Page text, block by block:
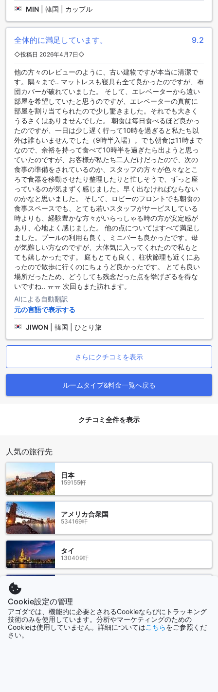
ごす際にも便利です。
チェジュ ブヨン ホテルのダイニング施設
チェジュ ブヨン ホテルでは、ゲストの皆様に多彩なダイニン
グ体験を提供しています。まず、ホテル内にあるコーヒーシ
ョップでは、リラックスした雰囲気の中で香り高いコーヒー
や軽食を楽しむことができます。朝のひとときや午後の休憩
にぴったりの場所で、地元の特産品を使用したスイーツもぜ
ひお試しください。
また、ホテルのレストランでは、朝食ビュッフェが用意され
ており、新鮮な食材を使った多彩な料理が並びます。韓国の
伝統的な料理からインターナショナルなメニューまで、幅広
い選択肢が魅力です。お部屋での食事を希望される方には、
ルームサービスもご利用いただけますので、プライベートな
空間でゆったりとした食事を楽しむことができます。
チェジュ ブヨン ホテルの客室のご紹介
チェジュ ブヨン ホテルでは、様々なニーズに応える多彩な客
室をご用意しています。39平方メートルの広さを誇るデラッ
クスダブルルームは、贅沢なスーパーカ kingベッドが特徴
で、ゆったりとした空間でリラックスできます。また、デラ
ックスダブルオーシャンビューは、美しい海の景色を楽しみ
ながら、同様の快適さを提供します。デラックスツインルー
ムとデラックスツインオーシャンビューは、1つのシングルベ
ッドまたはセミダブルベッドを備えており、友人や家族との
滞在に最適です。
さらに、広々とした59平方メートルのハリウッドルームや、
52平方メートルのジュニアスイートもご用意しております。
ハリウッドルームは、セミダブルベッドまたはキングベッド
を選べるため、特別なひとときを演出します。スタンダード
ダブルルームとスタンダードツインルームは、23平方メート
ルの快適な空間を提供し、シンプルでありながら心地よい滞
で、最良の価格でスムーズな予約体験を享受できるため、ス
トレスフリーな旅を実現できます。
済州（チェジュ）の隠れた宝石、中文（チュンムン）
済州（チェジュ）の南部に位置する中文（チュンムン）は、
人々にリラックスした雰囲気を提供します。特に中文海水浴
楽しむことができ、夕日が沈む瞬間は心に残る美しい景色を
提供します。
また、中文は済州の豊かな文化と歴史を感じることができる
場所でもあります。地元の市場や伝統的な食堂では、新鮮な
海産物や済州特産の食材を使った料理を楽しむことができま
す。特に、済州の名物である黒豚やみかんを使った料理は、
一度は味わっておきたい逸品です。さらに、近くには美しい
ハイキングコースや観光名所も点在しており、自然愛好者や
冒険好きの旅行者にも最適なエリアです。中文（チュンム
ン）は、済州の魅力を存分に味わえる場所として、訪れる価
値があります。
済州（チェジュ）空港からチェジュ ブヨン ホテルへのアクセ
済州（チェジュ）空港からチェジュ ブヨン ホテルへは、便利
な交通手段がいくつかあります。空港からはタクシーが最も
簡単で快適な方法です。タクシーは空港の到着ロビーのすぐ
外に待機しており、約40分ほどでホテルに到着します。運賃
はおおよそ25,000ウォンから30,000ウォン程度で、荷物が
MIN 韓国 | カップル
全体的に満足しています。 9.2
◇投稿日 2026年4月7日◇
他の方々のレビューのように、古い建物ですが本当に清潔で
す。隅々まで.. マットレスも寝具も全て良かったのですが、布
団カバーが破れていました。 そして、エレベーターから遠い
部屋を希望していたと思うのですが、エレベーターの真前に
部屋を割り当てられたので少し驚きました。それでも大きく
うるさくはありませんでした。 朝食は毎日食べるほど良かっ
たのですが、一日は少し遅く行って10時を過ぎると私たち以
外は誰もいませんでした（9時半入場）。でも朝食は11時まで
なので、余裕を持って食べて10時半を過ぎたら出ようと思っ
ていたのですが、お客様が私たち二人だけだったので、次の
食事の準備をされているのか、スタッフの方々が色々なとこ
ろで食器を移動させたり整理したりと忙しそうで、ずっと座
っているのが気まずく感じました。早く出なければならない
のかなと思いました。 そして、ロビーのフロントでも朝食の
食事スペースでも、とても若いスタッフがサービスしている
時よりも、経験豊かな方々がいらっしゃる時の方が安定感が
あり、心地よく感じました。 他の点についてはすべて満足し
ました。プールの利用も良く、ミニバーも良かったです。母
が気難しい方なのですが、大体気に入ってくれたので私もと
ても嬉しかったです。 庭もとても良く、柱状節理も近くにあ
ったので散歩に行くのにちょうど良かったです。 とても良い
場所だったため、どうしても残念だった点を挙げざるを得な
いですね.. ㅠㅠ 次回もまた訪れます。
AIによる自動翻訳
元の言語で表示する
JIWON 韓国 | ひとり旅
さらにクチコミを表示
ルームタイプ&料金一覧へ戻る
クチコミ全件を表示
人気の旅行先
日本
159155軒
アメリカ合衆国
534169軒
タイ
130409軒
シンガポール
Cookie設定の管理
アゴダでは、機能的に必要とされるCookieならびにトラッキング
技術のみを使用しています。分析やマーケティングのための
Cookieは使用していません。詳細についてはこちらをご参照くだ
さい。